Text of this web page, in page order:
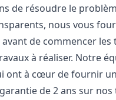
de résoudre le
nous vous
de commencer
à réaliser. Notre
ont à cœur de fournir
de 2 ans sur